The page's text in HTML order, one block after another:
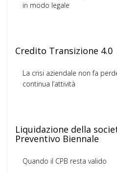
in modo legale
Credito Transizione 4.0
La crisi aziendale non fa
continua l’attività
Liquidazione della
Preventivo Biennale
Quando il CPB resta valido